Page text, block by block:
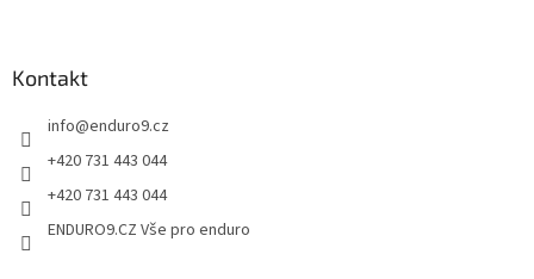
Kontakt
info@enduro9.cz
+420 731 443 044
+420 731 443 044
ENDURO9.CZ Vše pro enduro